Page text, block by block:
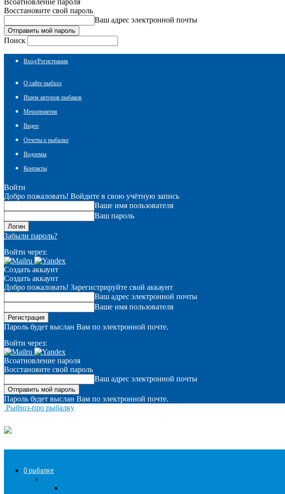
Всоатновление пароля
Восстановите свой пароль
Ваш адрес электронной почты
Поиск
Вход/Регистрация
О сайте рыбхоз
Ищем авторов рыбаков
Мероприятия
Видео
Отчеты о рыбалке
Водоемы
Контакты
Войти
Добро пожаловать! Войдите в свою учётную запись
Ваше имя пользователя
Ваш пароль
Забыли пароль?
Войти через:
Создать аккаунт
Создать аккаунт
Добро пожаловать! Зарегистрируйте свой аккаунт
Ваш адрес электронной почты
Ваше имя пользователя
Пароль будет выслан Вам по электронной почте.
Войти через:
Всоатновление пароля
Восстановите свой пароль
Ваш адрес электронной почты
Пароль будет выслан Вам по электронной почте.
Рыбхоз-про рыбалку
О рыбалке